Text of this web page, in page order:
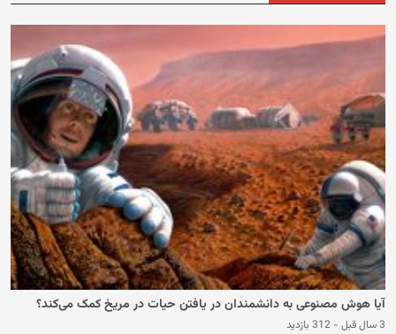
آیا هوش مصنوعی به دانشمندان در یافتن حیات در مریخ کمک می‌کند؟
3 سال قبل - 312 بازدید